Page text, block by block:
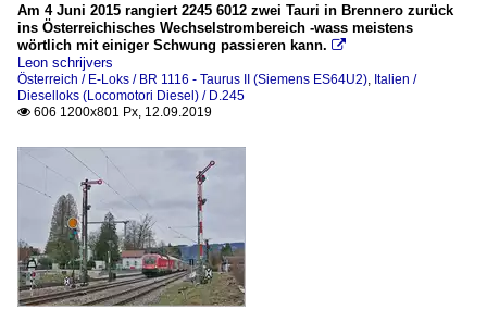
Am 4 Juni 2015 rangiert 2245 6012 zwei Tauri in Brennero zurück
ins Österreichisches Wechselstrombereich -wass meistens
wörtlich mit einiger Schwung passieren kann. 
Leon schrijvers
Österreich / E-Loks / BR 1116 - Taurus II (Siemens ES64U2), Italien /
Dieselloks (Locomotori Diesel) / D.245
 606 1200x801 Px, 12.09.2019